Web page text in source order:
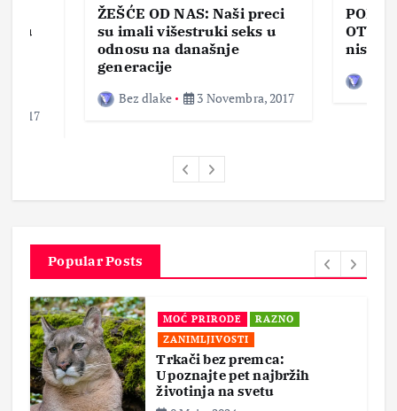
u
2017
ŽEŠĆE OD NAS: Naši preci
su imali višestruki seks u
odnosu na današnje
generacije
Bez dlake 3 Novembra, 2017
nisam
Popular Posts
MOĆ PRIRODE
RAZNO
ZANIMLJIVOSTI
Trkači bez premca:
Upoznajte pet najbržih
životinja na svetu